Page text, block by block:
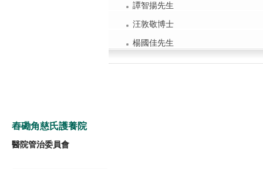
譚智揚先生
汪敦敬博士
楊國佳先生
舂磡角慈氏護養院
醫院管治委員會